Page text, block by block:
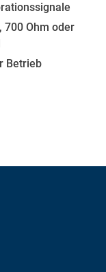
700 Ohm oder
Betrieb